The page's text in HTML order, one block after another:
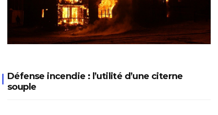
Défense incendie : l’utilité d’une citerne
souple